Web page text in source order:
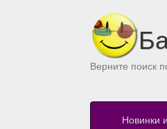
Верните поиск
Новинки